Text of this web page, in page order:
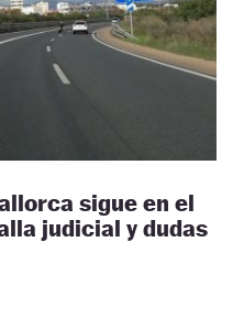
sigue en el
judicial y dudas